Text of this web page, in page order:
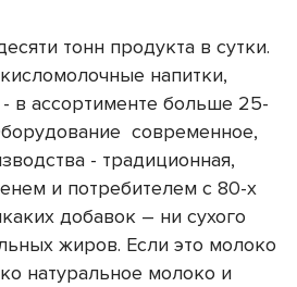
тонн продукта в сутки.
кисломолочные напитки,
в ассортименте больше 25-
современное,
- традиционная,
и потребителем с 80-х
добавок – ни сухого
жиров. Если это молоко
натуральное молоко и